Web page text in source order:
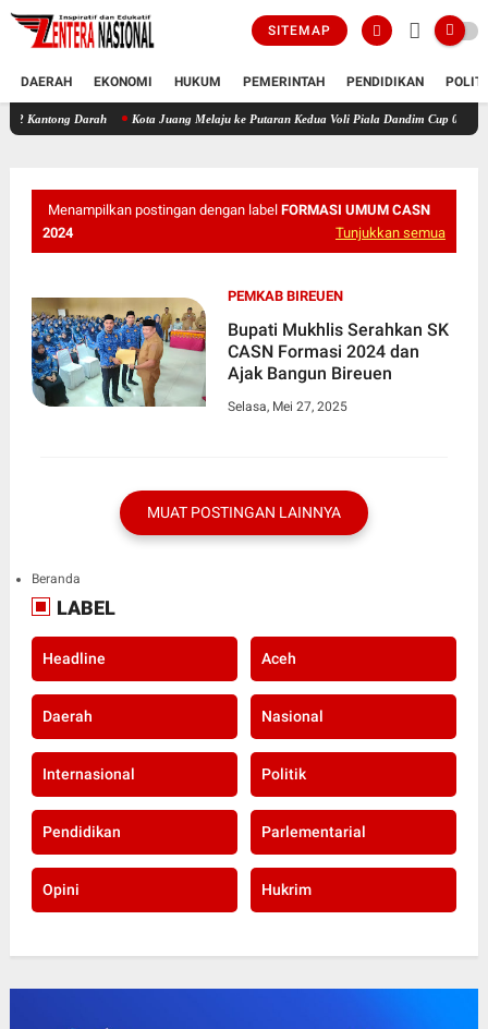
SITEMAP
DAERAH EKONOMI HUKUM PEMERINTAH PENDIDIKAN
Darah Kota Juang Melaju ke Putaran Kedua Voli Piala Dandim Cup 0111/Bireuen
Menampilkan postingan dengan label FORMASI UMUM CASN
2024
Tunjukkan semua
PEMKAB BIREUEN
Bupati Mukhlis Serahkan SK
CASN Formasi 2024 dan
Ajak Bangun Bireuen
Selasa, Mei 27, 2025
MUAT POSTINGAN LAINNYA
Beranda
LABEL
Headline Aceh
Daerah Nasional
Internasional Politik
Pendidikan Parlementarial
Opini Hukrim